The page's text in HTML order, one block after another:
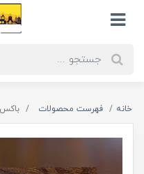
خانه فهرست محصولات باکس